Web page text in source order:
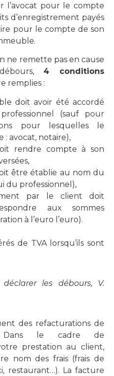
l’avocat pour le compte
d’enregistrement payés
pour le compte de son
ne remette pas en cause
4 conditions
remplies :
doit avoir été accordé
(sauf pour
pour lesquelles le
: avocat, notaire),
rendre compte à son
être établie au nom du
du professionnel),
par le client doit
aux sommes
à l’euro l’euro).
de TVA lorsqu’ils sont
les débours, V.
des refacturations de
Dans le cadre de
prestation au client,
nom des frais (frais de
restaurant…). La facture